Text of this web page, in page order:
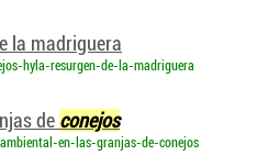
la madriguera
hyla-resurgen-de-la-madriguera
de conejos
en-las-granjas-de-conejos